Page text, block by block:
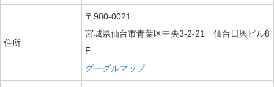
住所
〒980-0021
宮城県仙台市青葉区中央3-2-21 仙台日興ビル8
F
グーグルマップ